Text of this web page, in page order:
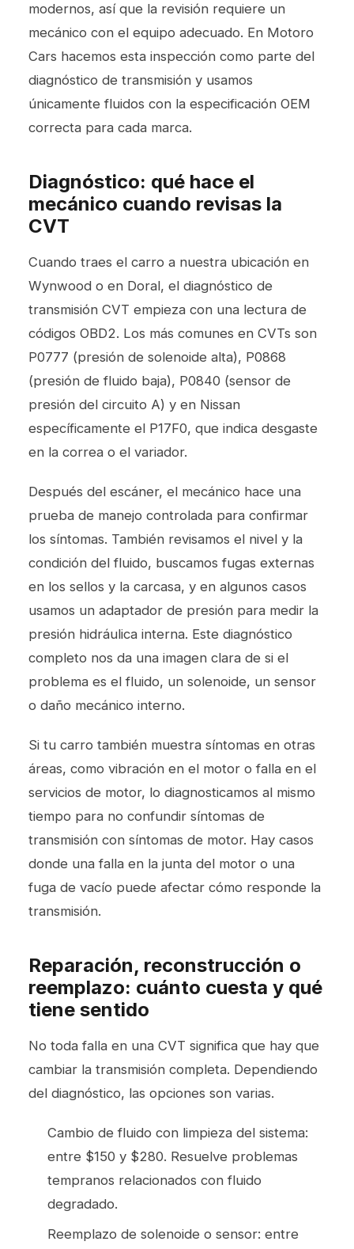
modernos, así que la revisión requiere un
mecánico con el equipo adecuado. En Motoro
Cars hacemos esta inspección como parte del
diagnóstico de transmisión y usamos
únicamente fluidos con la especificación OEM
correcta para cada marca.
Diagnóstico: qué hace el
mecánico cuando revisas la
CVT
Cuando traes el carro a nuestra ubicación en
Wynwood o en Doral, el diagnóstico de
transmisión CVT empieza con una lectura de
códigos OBD2. Los más comunes en CVTs son
P0777 (presión de solenoide alta), P0868
(presión de fluido baja), P0840 (sensor de
presión del circuito A) y en Nissan
específicamente el P17F0, que indica desgaste
en la correa o el variador.
Después del escáner, el mecánico hace una
prueba de manejo controlada para confirmar
los síntomas. También revisamos el nivel y la
condición del fluido, buscamos fugas externas
en los sellos y la carcasa, y en algunos casos
usamos un adaptador de presión para medir la
presión hidráulica interna. Este diagnóstico
completo nos da una imagen clara de si el
problema es el fluido, un solenoide, un sensor
o daño mecánico interno.
Si tu carro también muestra síntomas en otras
áreas, como vibración en el motor o falla en el
servicios de motor, lo diagnosticamos al mismo
tiempo para no confundir síntomas de
transmisión con síntomas de motor. Hay casos
donde una falla en la junta del motor o una
fuga de vacío puede afectar cómo responde la
transmisión.
Reparación, reconstrucción o
reemplazo: cuánto cuesta y qué
tiene sentido
No toda falla en una CVT significa que hay que
cambiar la transmisión completa. Dependiendo
del diagnóstico, las opciones son varias.
Cambio de fluido con limpieza del sistema:
entre $150 y $280. Resuelve problemas
tempranos relacionados con fluido
degradado.
Reemplazo de solenoide o sensor: entre